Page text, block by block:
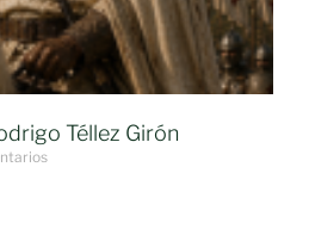
Téllez Girón